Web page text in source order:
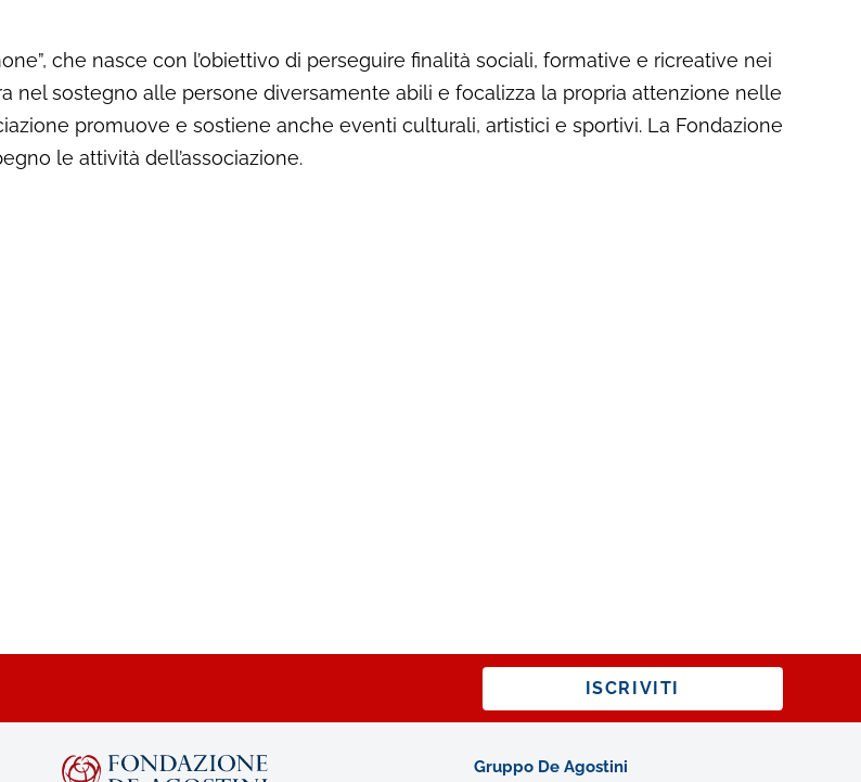
che nasce con l’obiettivo di perseguire finalità sociali, formative e ricreative nei
nel sostegno alle persone diversamente abili e focalizza la propria attenzione nelle
promuove e sostiene anche eventi culturali, artistici e sportivi. La Fondazione
le attività dell’associazione.
ISCRIVITI
Gruppo De Agostini